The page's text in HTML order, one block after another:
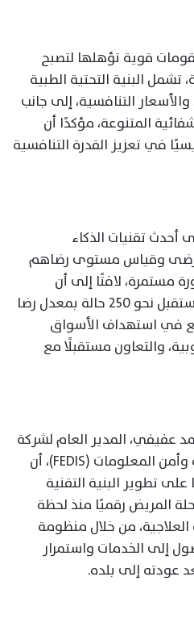
قوية تؤهلها لتصبح
تشمل البنية التحتية الطبية
والأسعار التنافسية، إلى جانب
المتنوعة، مؤكدًا أن
في تعزيز القدرة التنافسية
تقنيات الذكاء
وقياس مستوى رضاهم
مستمرة، لافتًا إلى أن
التشغيل التجريبي للمنصة استقبل نحو 250 حالة بمعدل رضا
في استهداف الأسواق
والتعاون مستقبلًا مع
عفيفي، المدير العام لشركة
فيكسد مصر للحلول الرقمية وأمن المعلومات (FEDIS)، أن
تطوير البنية التقنية
المريض رقميًا منذ لحظة
من خلال منظومة
إلى الخدمات واستمرار
عودته إلى بلده.